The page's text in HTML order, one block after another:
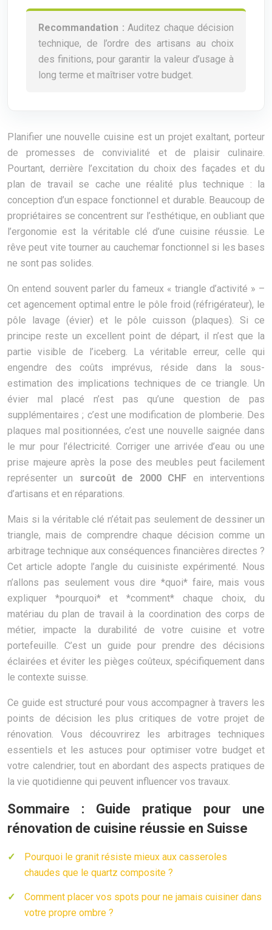
Recommandation : Auditez chaque décision
technique, de l’ordre des artisans au choix
des finitions, pour garantir la valeur d’usage à
long terme et maîtriser votre budget.
Planifier une nouvelle cuisine est un projet exaltant, porteur
de promesses de convivialité et de plaisir culinaire.
Pourtant, derrière l’excitation du choix des façades et du
plan de travail se cache une réalité plus technique : la
conception d’un espace fonctionnel et durable. Beaucoup de
propriétaires se concentrent sur l’esthétique, en oubliant que
l’ergonomie est la véritable clé d’une cuisine réussie. Le
rêve peut vite tourner au cauchemar fonctionnel si les bases
ne sont pas solides.
On entend souvent parler du fameux « triangle d’activité » –
cet agencement optimal entre le pôle froid (réfrigérateur), le
pôle lavage (évier) et le pôle cuisson (plaques). Si ce
principe reste un excellent point de départ, il n’est que la
partie visible de l’iceberg. La véritable erreur, celle qui
engendre des coûts imprévus, réside dans la sous-
estimation des implications techniques de ce triangle. Un
évier mal placé n’est pas qu’une question de pas
supplémentaires ; c’est une modification de plomberie. Des
plaques mal positionnées, c’est une nouvelle saignée dans
le mur pour l’électricité. Corriger une arrivée d’eau ou une
prise majeure après la pose des meubles peut facilement
représenter un surcoût de 2000 CHF en interventions
d’artisans et en réparations.
Mais si la véritable clé n’était pas seulement de dessiner un
triangle, mais de comprendre chaque décision comme un
arbitrage technique aux conséquences financières directes ?
Cet article adopte l’angle du cuisiniste expérimenté. Nous
n’allons pas seulement vous dire *quoi* faire, mais vous
expliquer *pourquoi* et *comment* chaque choix, du
matériau du plan de travail à la coordination des corps de
métier, impacte la durabilité de votre cuisine et votre
portefeuille. C’est un guide pour prendre des décisions
éclairées et éviter les pièges coûteux, spécifiquement dans
le contexte suisse.
Ce guide est structuré pour vous accompagner à travers les
points de décision les plus critiques de votre projet de
rénovation. Vous découvrirez les arbitrages techniques
essentiels et les astuces pour optimiser votre budget et
votre calendrier, tout en abordant des aspects pratiques de
la vie quotidienne qui peuvent influencer vos travaux.
Sommaire : Guide pratique pour une
rénovation de cuisine réussie en Suisse
Pourquoi le granit résiste mieux aux casseroles
chaudes que le quartz composite ?
Comment placer vos spots pour ne jamais cuisiner dans
votre propre ombre ?